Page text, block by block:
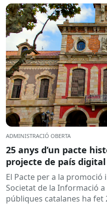
ADMINISTRACIÓ OBERTA
25 anys d’un pacte
projecte de país digital
El Pacte per a la
Societat de la Informació
públiques catalanes ha fet